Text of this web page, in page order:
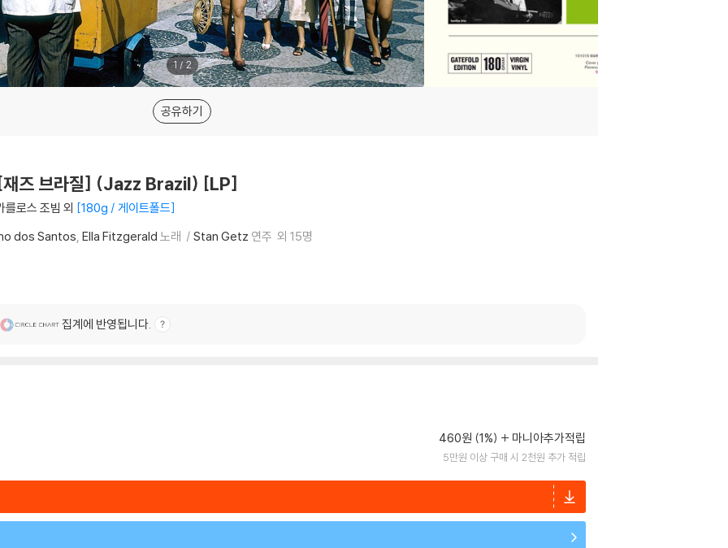
1/2
공유하기
[재즈 브라질] (Jazz Brazil) [LP]
를로스 조빔 외 180g / 게이트폴드
dos Santos Ella Fitzgerald 노래 Stan Getz 연주 외 15명
집계에 반영됩니다.
460원 (1%) 마니아추가적립
5만원 이상 구매 시 2천원 추가 적립